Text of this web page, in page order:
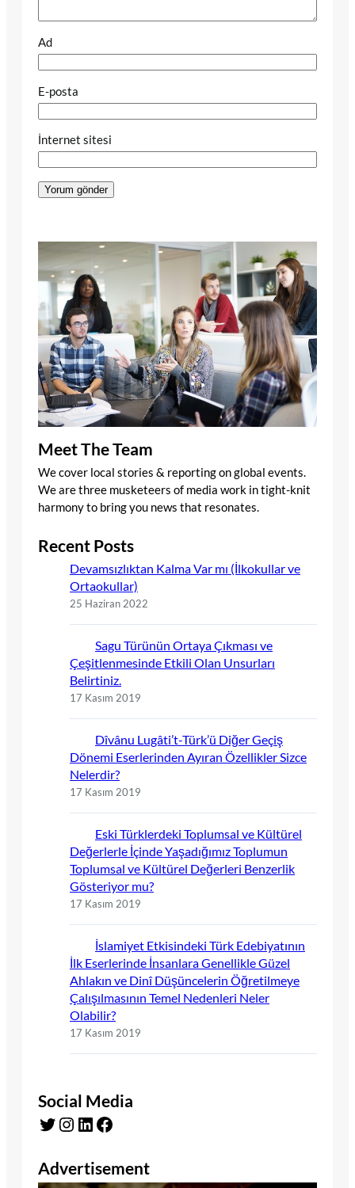
Ad
E-posta
İnternet sitesi
Meet The Team
We cover local stories & reporting on global events.
We are three musketeers of media work in tight-knit
harmony to bring you news that resonates.
Recent Posts
Devamsızlıktan Kalma Var mı (İlkokullar ve
Ortaokullar)
25 Haziran 2022
Sagu Türünün Ortaya Çıkması ve
Çeşitlenmesinde Etkili Olan Unsurları
Belirtiniz.
17 Kasım 2019
Dîvânu Lugâti’t-Türk’ü Diğer Geçiş
Dönemi Eserlerinden Ayıran Özellikler Sizce
Nelerdir?
17 Kasım 2019
Eski Türklerdeki Toplumsal ve Kültürel
Değerlerle İçinde Yaşadığımız Toplumun
Toplumsal ve Kültürel Değerleri Benzerlik
Gösteriyor mu?
17 Kasım 2019
İslamiyet Etkisindeki Türk Edebiyatının
İlk Eserlerinde İnsanlara Genellikle Güzel
Ahlakın ve Dinî Düşüncelerin Öğretilmeye
Çalışılmasının Temel Nedenleri Neler
Olabilir?
17 Kasım 2019
Social Media
Twitter Instagram LinkedIn Facebook
Advertisement